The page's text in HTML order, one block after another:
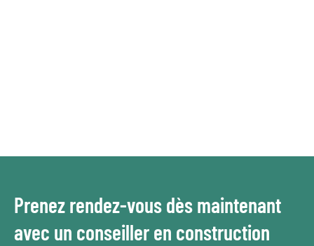
Prenez rendez-vous dès maintenant
avec un conseiller en construction